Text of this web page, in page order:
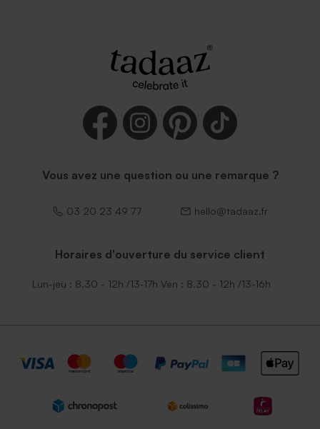
Vous avez une question ou une remarque ?
03 20 23 49 77 hello@tadaaz.fr
Horaires d'ouverture du service client
Lun-jeu : 8.30 - 12h /13-17h Ven : 8.30 - 12h /13-16h